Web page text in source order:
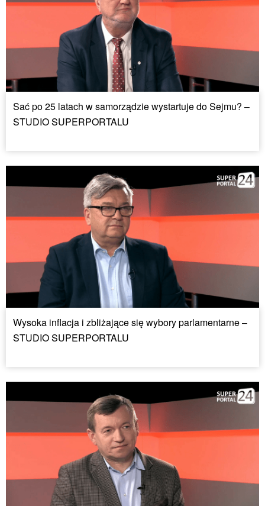
Sać po 25 latach w samorządzie wystartuje do Sejmu? –
STUDIO SUPERPORTALU
Wysoka inflacja i zbliżające się wybory parlamentarne –
STUDIO SUPERPORTALU